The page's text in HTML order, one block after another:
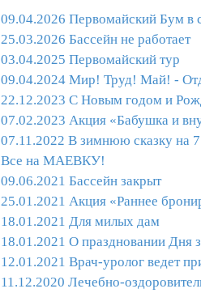
09.04.2026 Первомайский Бум в
25.03.2026 Бассейн не работает
03.04.2025 Первомайский тур
09.04.2024 Мир! Труд! Май! -
22.12.2023 С Новым годом и
07.02.2023 Акция «Бабушка и
07.11.2022 В зимнюю сказку на
Все на МАЕВКУ!
09.06.2021 Бассейн закрыт
25.01.2021 Акция «Раннее
18.01.2021 Для милых дам
18.01.2021 О праздновании Дня
12.01.2021 Врач-уролог ведет
11.12.2020 Лечебно-